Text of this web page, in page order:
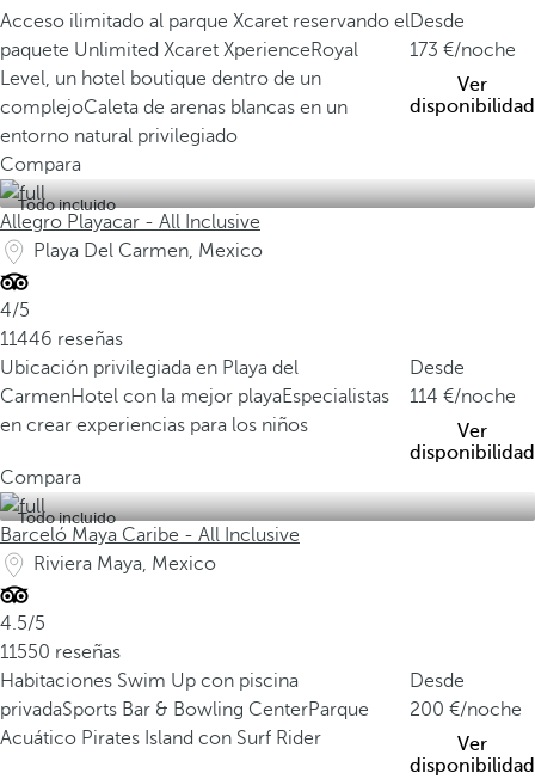
Acceso ilimitado al parque Xcaret reservando el
paquete Unlimited Xcaret XperienceRoyal
Level, un hotel boutique dentro de un
complejoCaleta de arenas blancas en un
entorno natural privilegiado
Desde
173
/noche
Ver
disponibilidad
Compara
Todo incluido
Allegro Playacar - All Inclusive
Playa Del Carmen, Mexico
4/5
11446 reseñas
Ubicación privilegiada en Playa del
CarmenHotel con la mejor playaEspecialistas
en crear experiencias para los niños
Desde
114
/noche
Ver
disponibilidad
Compara
Todo incluido
Barceló Maya Caribe - All Inclusive
Riviera Maya, Mexico
4.5/5
11550 reseñas
Habitaciones Swim Up con piscina
privadaSports Bar & Bowling CenterParque
Acuático Pirates Island con Surf Rider
Desde
200
/noche
Ver
disponibilidad